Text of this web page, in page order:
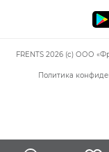
FRENTS 2026 (c) ООО
Политика